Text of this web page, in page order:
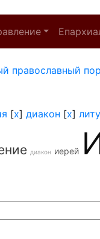
православный
[x] диакон [x]
диакон иерей